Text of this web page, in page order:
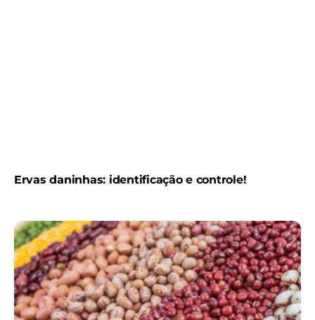
Ervas daninhas: identificação e controle!